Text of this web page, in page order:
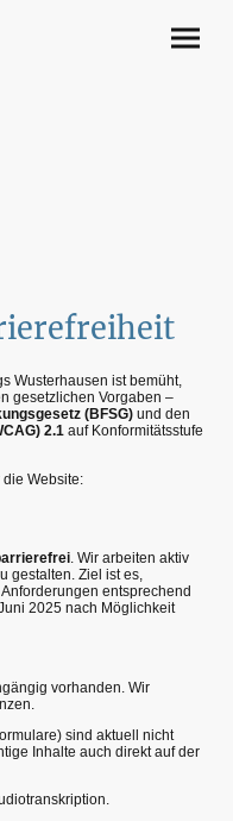
Wusterhausen ist bemüht,
gesetzlichen Vorgaben –
(BFSG) und den
2.1 auf Konformitätsstufe
Website:
. Wir arbeiten aktiv
gestalten. Ziel ist es,
entsprechend
2025 nach Möglichkeit
vorhanden. Wir
sind aktuell nicht
Inhalte auch direkt auf der